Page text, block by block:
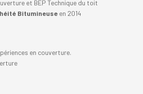
et BEP Technique du toit
Bitumineuse en 2014
en couverture.